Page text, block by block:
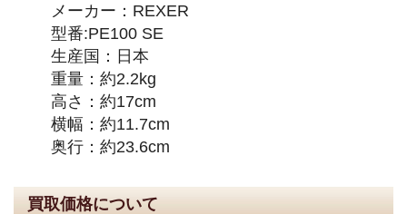
メーカー：REXER
型番:PE100 SE
生産国：日本
重量：約2.2kg
高さ：約17cm
横幅：約11.7cm
奥行：約23.6cm
買取価格について